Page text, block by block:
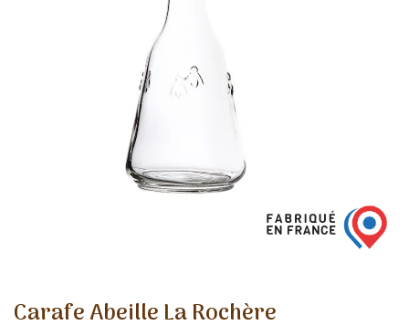
Carafe Abeille La Rochère